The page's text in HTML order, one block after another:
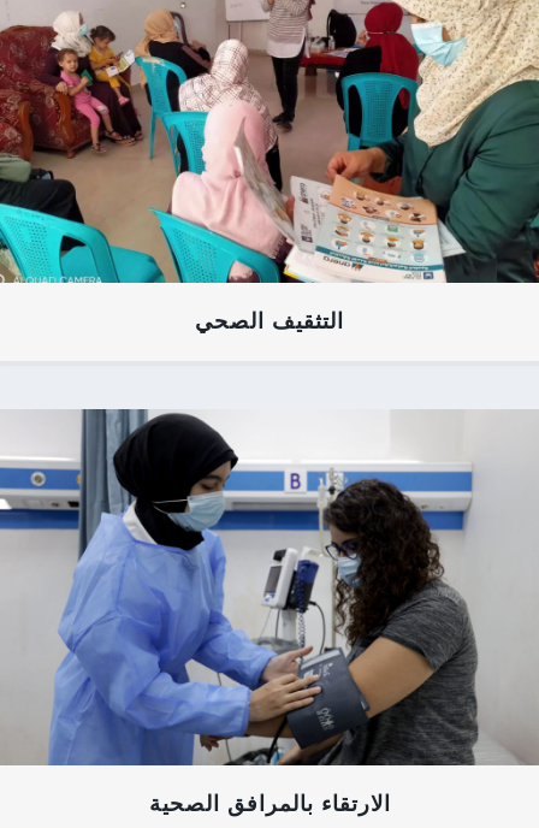
التثقيف الصحي
الارتقاء بالمرافق الصحية